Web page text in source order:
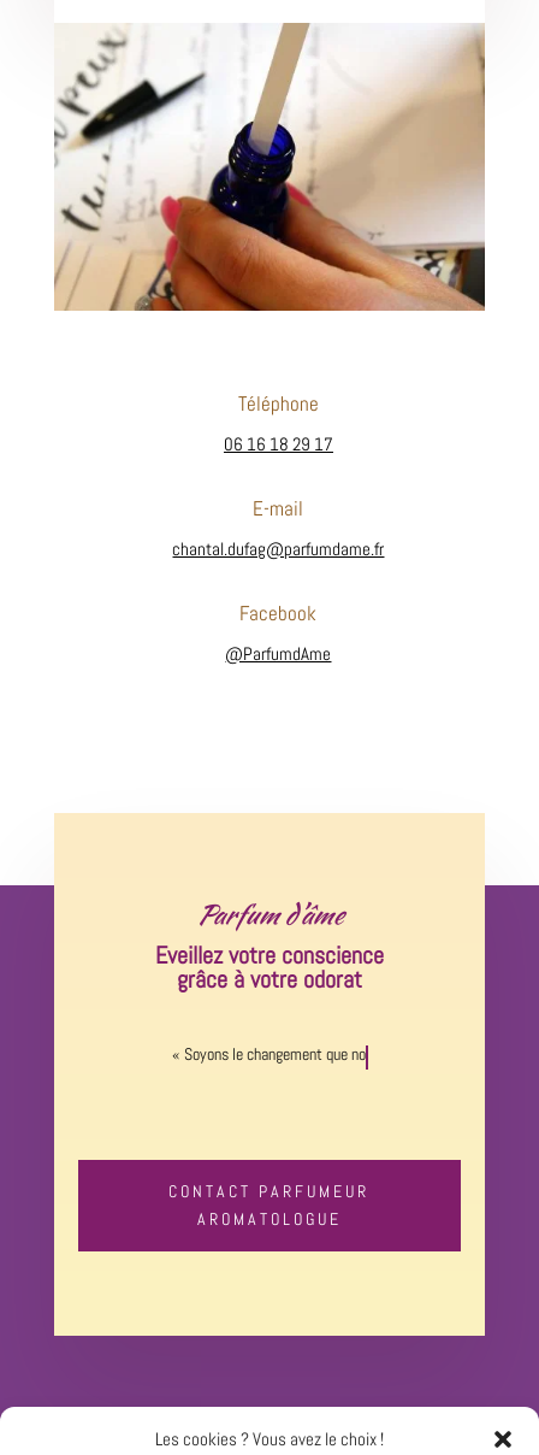
Les cookies ? Vous avez le choix !
Téléphone
06 16 18 29 17
E-mail
chantal.dufag@parfumdame.fr
Facebook
@ParfumdAme
Parfum d’âme
Eveillez votre conscience
grâce à votre odorat
« Soyons le changement que nous
CONTACT PARFUMEUR
AROMATOLOGUE